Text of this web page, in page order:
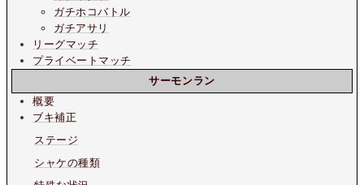
ガチホコバトル
ガチアサリ
リーグマッチ
プライベートマッチ
サーモンラン
概要
ブキ補正
ステージ
シャケの種類